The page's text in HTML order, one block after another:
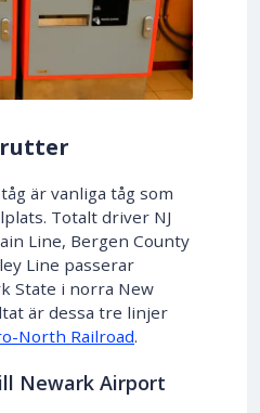
är vanliga tåg som
Totalt driver NJ
Line, Bergen County
Line passerar
State i norra New
är dessa tre linjer
North Railroad.
Newark Airport